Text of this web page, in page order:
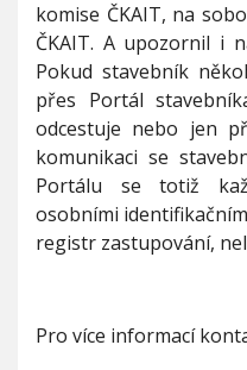
komise ČKAIT, na
ČKAIT. A upozornil i
Pokud stavebník
přes Portál
odcestuje nebo jen
komunikaci se
Portálu se totiž
osobními
registr zastupování,
Pro více informací